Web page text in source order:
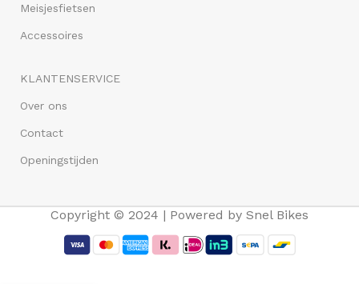
Meisjesfietsen
Accessoires
KLANTENSERVICE
Over ons
Contact
Openingstijden
Copyright © 2024 | Powered by Snel Bikes